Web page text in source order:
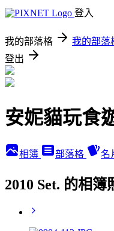
登入
我的部落格 我的部落
登出
安妮貓玩食
相簿 部落格 名
2010 Set. 的相簿